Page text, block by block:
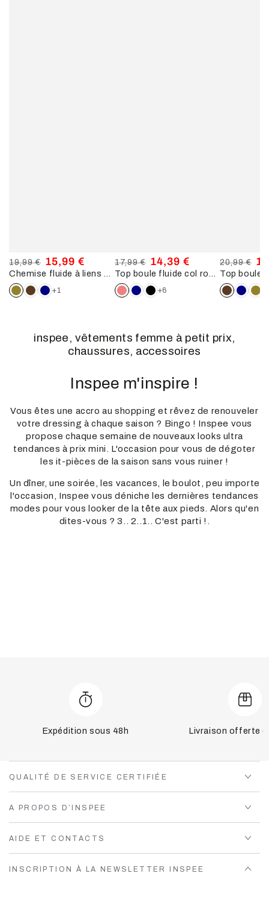
Prix
normal
19,99 €
Prix
de
vente
15,99 €
Chemise fluide à liens noués - Kaki
+1
Prix
normal
17,99 €
Prix
de
vente
14,39 €
Top boule fluide col rond - Rose
+6
Prix
normal
20,99 €
de
inspee, vêtements femme à petit prix,
chaussures, accessoires
Inspee m'inspire !
Vous êtes une accro au shopping et rêvez de renouveler
votre dressing à chaque saison ? Bingo ! Inspee vous
propose chaque semaine de nouveaux looks ultra
tendances à prix mini. L'occasion pour vous de dégoter
les it-pièces de la saison sans vous ruiner !
Un dîner, une soirée, les vacances, le boulot, peu importe
l'occasion, Inspee vous déniche les dernières tendances
modes pour vous looker de la tête aux pieds. Alors qu'en
dites-vous ? 3.. 2..1.. C'est parti !.
Expédition sous 48h Livraison offerte
QUALITÉ DE SERVICE CERTIFIÉE
A PROPOS D’INSPEE
AIDE ET CONTACTS
INSCRIPTION À LA NEWSLETTER INSPEE